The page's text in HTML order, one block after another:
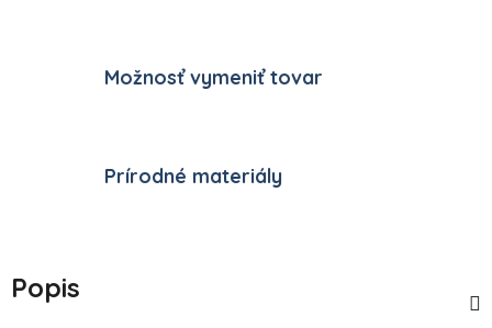
Možnosť vymeniť tovar
Prírodné materiály
Popis